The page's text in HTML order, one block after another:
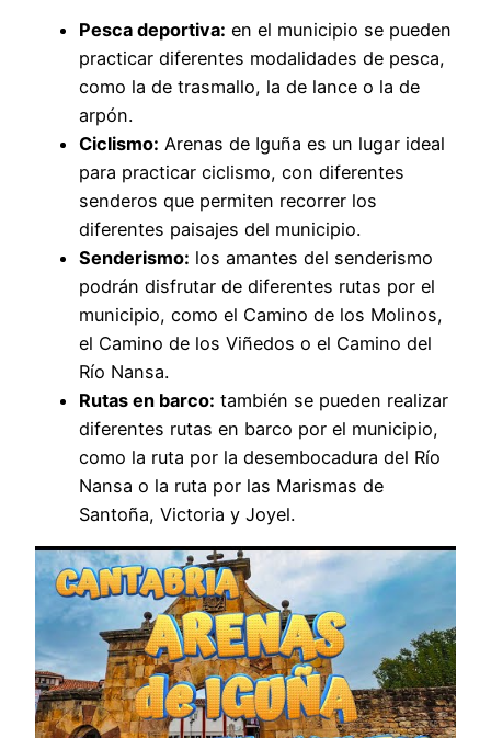
Pesca deportiva: en el municipio se pueden
practicar diferentes modalidades de pesca,
como la de trasmallo, la de lance o la de
arpón.
Ciclismo: Arenas de Iguña es un lugar ideal
para practicar ciclismo, con diferentes
senderos que permiten recorrer los
diferentes paisajes del municipio.
Senderismo: los amantes del senderismo
podrán disfrutar de diferentes rutas por el
municipio, como el Camino de los Molinos,
el Camino de los Viñedos o el Camino del
Río Nansa.
Rutas en barco: también se pueden realizar
diferentes rutas en barco por el municipio,
como la ruta por la desembocadura del Río
Nansa o la ruta por las Marismas de
Santoña, Victoria y Joyel.